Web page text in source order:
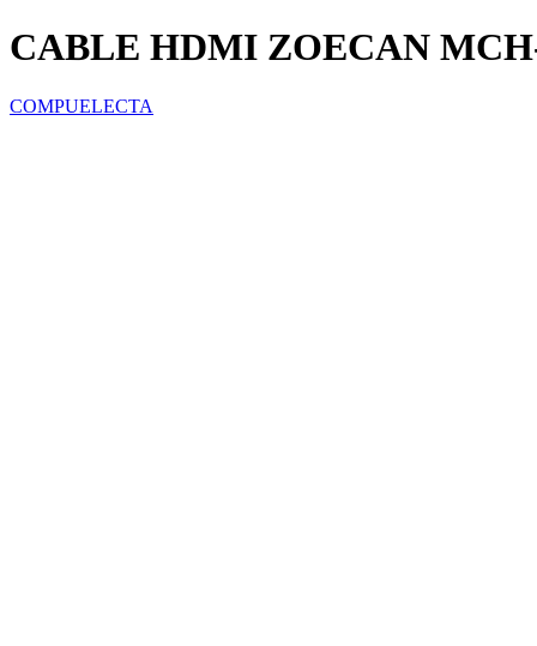
CABLE HDMI ZOECAN
COMPUELECTA